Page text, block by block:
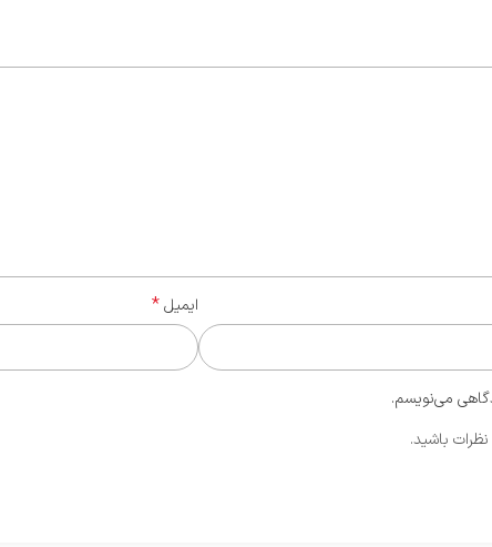
ایمیل*
می‌نویسم.
باشید.